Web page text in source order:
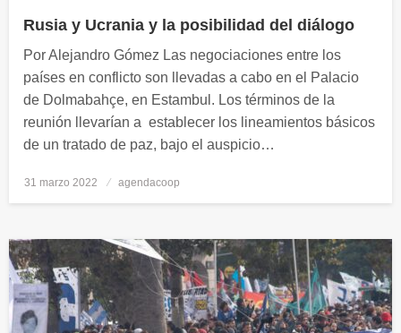
Rusia y Ucrania y la posibilidad del diálogo
Por Alejandro Gómez Las negociaciones entre los
países en conflicto son llevadas a cabo en el Palacio
de Dolmabahçe, en Estambul. Los términos de la
reunión llevarían a establecer los lineamientos básicos
de un tratado de paz, bajo el auspicio…
Publicado
31 marzo 2022 agendacoop